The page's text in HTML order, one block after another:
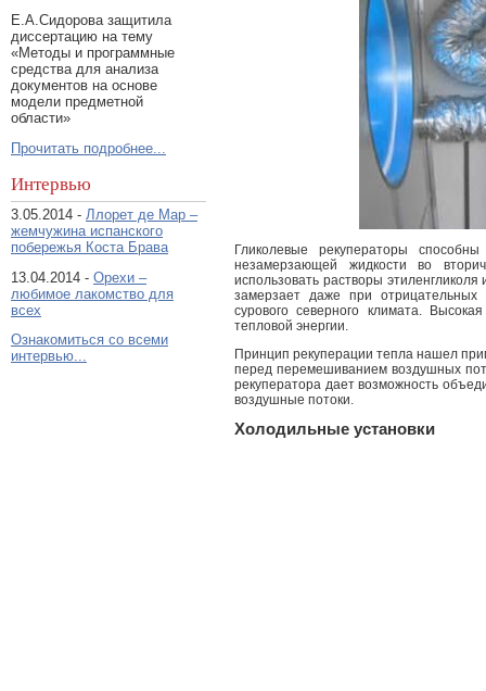
Е.А.Сидорова защитила
диссертацию на тему
«Методы и программные
средства для анализа
документов на основе
модели предметной
области»
Прочитать подробнее...
Интервью
3.05.2014 - Ллорет де Мар –
жемчужина испанского
побережья Коста Брава
13.04.2014 - Орехи –
любимое лакомство для
всех
Ознакомиться со всеми
интервью...
Гликолевые рекуператоры
незамерзающей жидкости во
использовать растворы
замерзает даже при отрицательных
сурового северного климата.
тепловой энергии.
Принцип рекуперации тепла нашел
перед перемешиванием воздушных
рекуператора дает возможность
воздушные потоки.
Холодильные установки